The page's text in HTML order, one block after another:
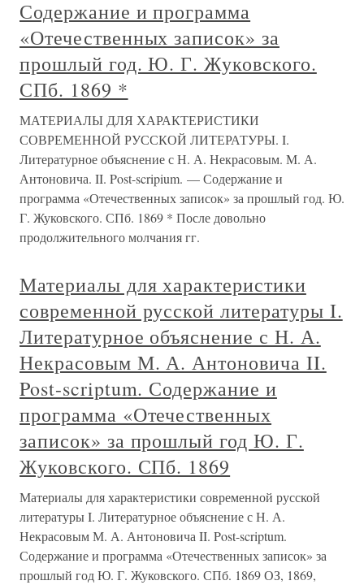
Содержание и программа
«Отечественных записок» за
прошлый год. Ю. Г. Жуковского.
СПб. 1869 *
МАТЕРИАЛЫ ДЛЯ ХАРАКТЕРИСТИКИ
СОВРЕМЕННОЙ РУССКОЙ ЛИТЕРАТУРЫ. I.
Литературное объяснение с Н. А. Некрасовым. М. А.
Антоновича. II. Post-scripium. — Содержание и
программа «Отечественных записок» за прошлый год. Ю.
Г. Жуковского. СПб. 1869 * После довольно
продолжительного молчания гг.
Материалы для характеристики
современной русской литературы I.
Литературное объяснение с Н. А.
Некрасовым М. А. Антоновича II.
Post-scriptum. Содержание и
программа «Отечественных
записок» за прошлый год Ю. Г.
Жуковского. СПб. 1869
Материалы для характеристики современной русской
литературы I. Литературное объяснение с Н. А.
Некрасовым М. А. Антоновича II. Post-scriptum.
Содержание и программа «Отечественных записок» за
прошлый год Ю. Г. Жуковского. СПб. 1869 ОЗ, 1869,